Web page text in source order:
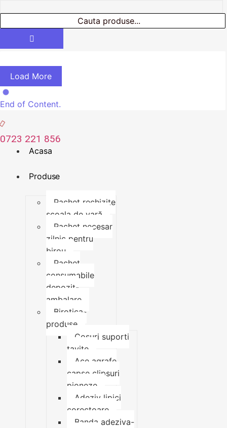
Load More
End of Content.
0723 221 856
Acasa
Produse
Pachet rechizite
școala de vară
Pachet necesar
zilnic pentru
birou
Pachet
consumabile
depozit-
ambalare
Birotica-
produse
Cosuri suporti
tavite
Ace agrafe
capse clipsuri
pioneze
Adeziv lipici
corectoare
Banda adeziva-